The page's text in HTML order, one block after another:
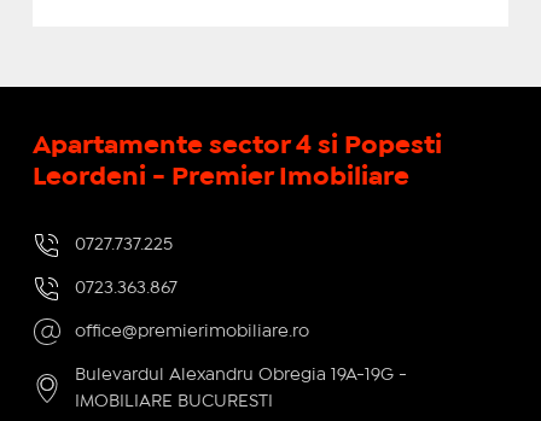
Apartamente sector 4 si Popesti
Leordeni - Premier Imobiliare
0727.737.225
0723.363.867
office@premierimobiliare.ro
Bulevardul Alexandru Obregia 19A-19G -
IMOBILIARE BUCURESTI